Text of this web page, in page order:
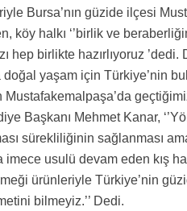
Bursa’nın güzide ilçesi
köy halkı ‘’birlik ve
hep birlikte hazırlıyoruz
yaşam için Türkiye’nin
Başkanı Mehmet Kanar,
sürekliliğinin sağlanması
usulü devam eden kış
ürünleriyle Türkiye’nin
bilmeyiz.’’ Dedi.